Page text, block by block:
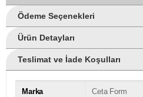
Ödeme Seçenekleri
Ürün Detayları
Teslimat ve İade Koşulları
Marka Ceta Form